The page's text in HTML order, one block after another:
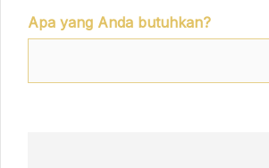
Apa yang Anda butuhkan?